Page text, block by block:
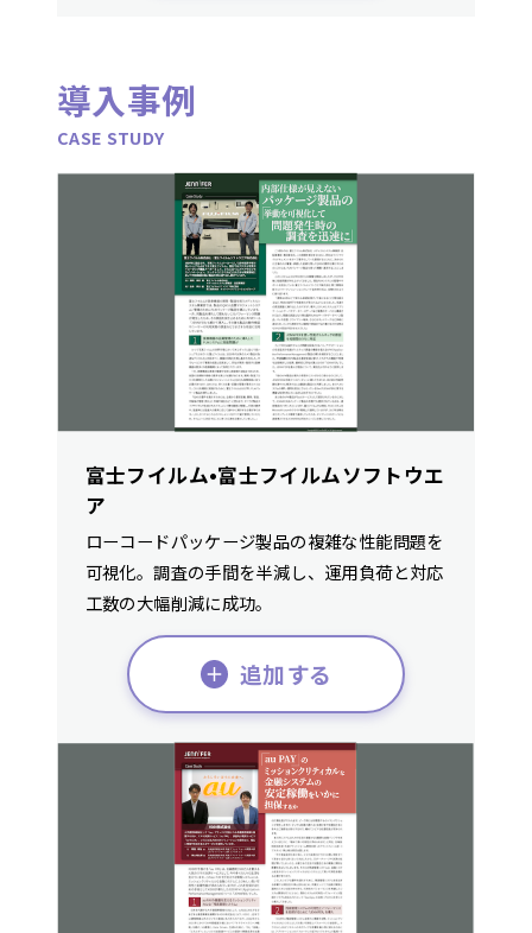
導入事例
CASE STUDY
富士フイルム•富士フイルムソフトウエ
ア
ローコードパッケージ製品の複雑な性能問題を
可視化。調査の手間を半減し、運用負荷と対応
工数の大幅削減に成功。
追加する